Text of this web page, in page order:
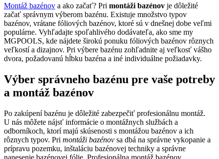
Montáž bazénov a ako začať? Pri montáži bazénov je dôležité
začať správnym výberom bazénu. Existuje množstvo typov
bazénov, vrátane fóliových bazénov, ktoré sú v dnešnej dobe veľmi
populárne. Vyhľadajte spoľahlivého dodávateľa, ako sme my
MGPOOLS, kde nájdete širokú ponuku fóliových bazénov rôznych
veľkostí a dizajnov. Pri výbere bazénu zohľadnite aj veľkosť vášho
dvora, požadovanú hĺbku bazéna a iné individuálne požiadavky.
Výber správneho bazénu pre vaše potreby
a montáž bazénov
Po zakúpení bazénu je dôležité zabezpečiť profesionálnu montáž.
U nás môžete nájsť informácie o montážnych službách a
odborníkoch, ktorí majú skúsenosti s montážou bazénov a ich
rôznych typov. Pri montáži bazénov sa dbá na správne vykopanie a
prípravu pozemku, inštaláciu bazénovej techniky a správne
nanesenie bazénovej fólie. Profesionálna montáž bazénov